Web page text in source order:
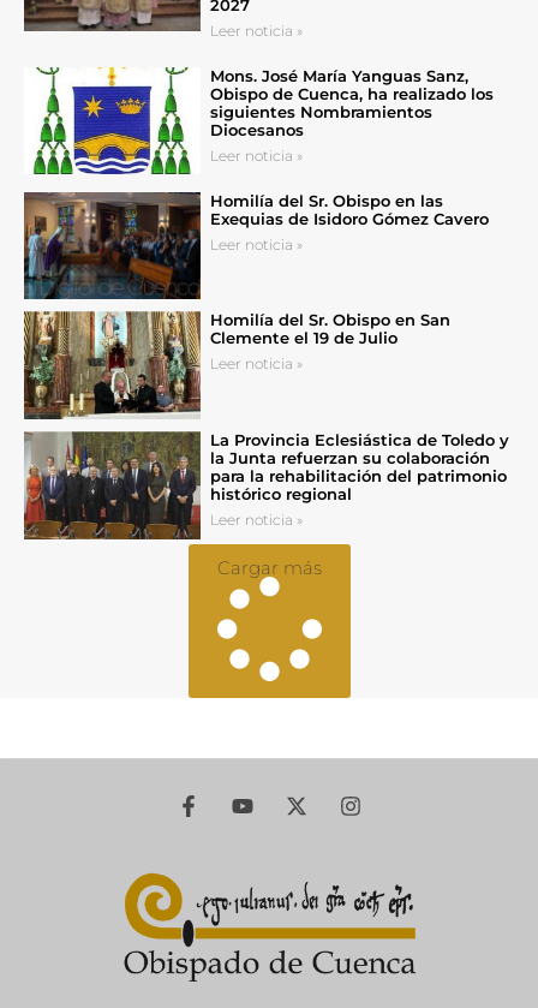
2027
Leer noticia »
Mons. José María Yanguas Sanz,
Obispo de Cuenca, ha realizado los
siguientes Nombramientos
Diocesanos
Leer noticia »
Homilía del Sr. Obispo en las
Exequias de Isidoro Gómez Cavero
Leer noticia »
Homilía del Sr. Obispo en San
Clemente el 19 de Julio
Leer noticia »
La Provincia Eclesiástica de Toledo y
la Junta refuerzan su colaboración
para la rehabilitación del patrimonio
histórico regional
Leer noticia »
Cargar más